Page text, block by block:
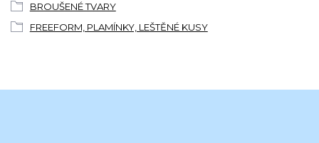
BROUŠENÉ TVARY
FREEFORM, PLAMÍNKY, LEŠTĚNÉ KUSY